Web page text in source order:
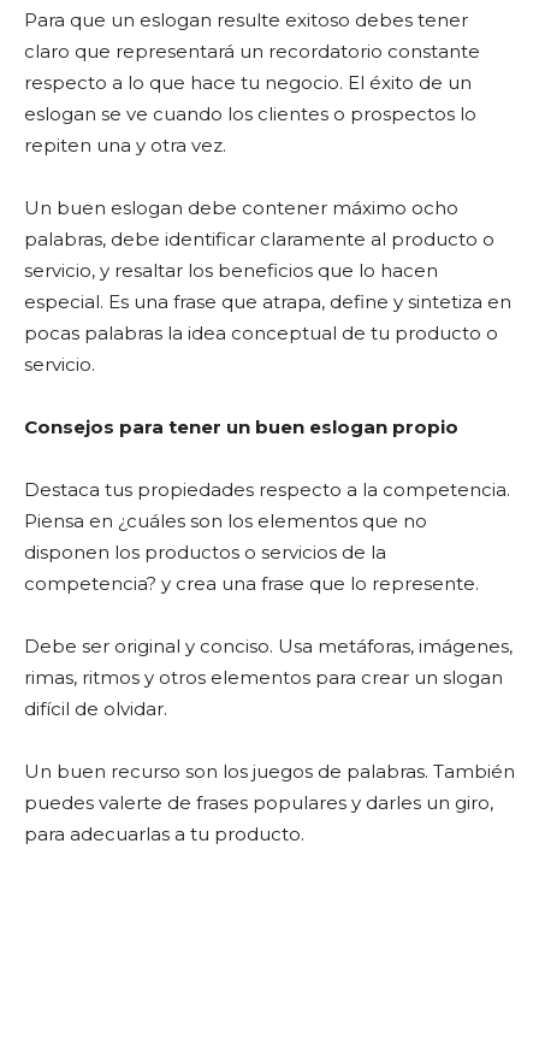
Para que un eslogan resulte exitoso debes tener
claro que representará un recordatorio constante
respecto a lo que hace tu negocio. El éxito de un
eslogan se ve cuando los clientes o prospectos lo
repiten una y otra vez.
Un buen eslogan debe contener máximo ocho
palabras, debe identificar claramente al producto o
servicio, y resaltar los beneficios que lo hacen
especial. Es una frase que atrapa, define y sintetiza en
pocas palabras la idea conceptual de tu producto o
servicio.
Consejos para tener un buen eslogan propio
Destaca tus propiedades respecto a la competencia.
Piensa en ¿cuáles son los elementos que no
disponen los productos o servicios de la
competencia? y crea una frase que lo represente.
Debe ser original y conciso. Usa metáforas, imágenes,
rimas, ritmos y otros elementos para crear un slogan
difícil de olvidar.
Un buen recurso son los juegos de palabras. También
puedes valerte de frases populares y darles un giro,
para adecuarlas a tu producto.